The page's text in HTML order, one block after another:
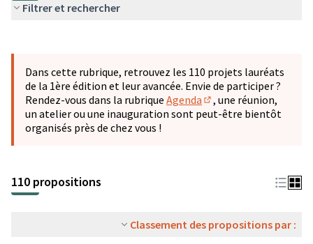
Filtrer et rechercher
−
Dans cette rubrique, retrouvez les 110 projets lauréats
de la 1ère édition et leur avancée. Envie de participer ?
Rendez-vous dans la rubrique Agenda
(S'ouvre dans un
, une réunion,
un atelier ou une inauguration sont peut-être bientôt
organisés près de chez vous !
110 propositions
Classement des propositions par :